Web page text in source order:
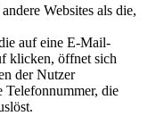
Websites als die,
auf eine E-Mail-
klicken, öffnet sich
der Nutzer
Telefonnummer, die